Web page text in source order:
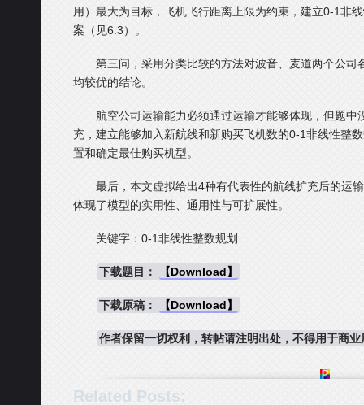
用）最大为目标，飞机飞行距离上限为约束，建立0-1非
案（见6.3）。
第三问，采用分类比较的方法对波音、麦道两个公
均较优的结论。
航空公司运输能力必须通过运输才能够体现，但题
充，建立能够加入新航线和新购买飞机数的0-1非线性整
置和确定最佳购买机型。
最后，本文虚拟给出4种有代表性的航线扩充后的运
体现了模型的实用性、通用性与可扩展性。
关键字：0-1非线性整数规划
下载题目： 【Download】
下载原稿： 【Download】
作者保留一切权利，转帖请注明出处，不得用于商业
Related Posts: